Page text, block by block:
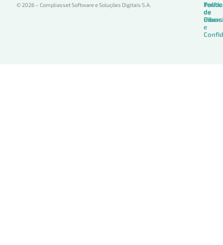
© 2026 – Compliasset Software e Soluções Digitais S.A.
de
Uso
de
de
e